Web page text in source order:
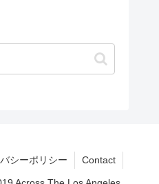
シーポリシー Contact